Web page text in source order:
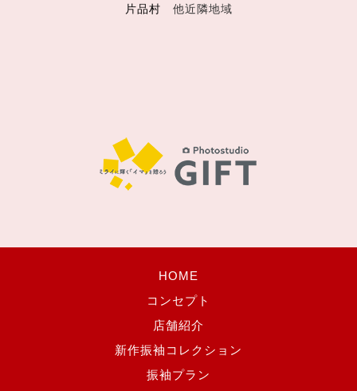
片品村 他近隣地域
HOME
コンセプト
店舗紹介
新作振袖コレクション
振袖プラン